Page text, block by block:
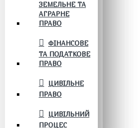
ЗЕМЕЛЬНЕ ТА
АГРАРНЕ
ПРАВО
ФІНАНСОВЕ
ТА ПОДАТКОВЕ
ПРАВО
ЦИВІЛЬНЕ
ПРАВО
ЦИВІЛЬНИЙ
ПРОЦЕС